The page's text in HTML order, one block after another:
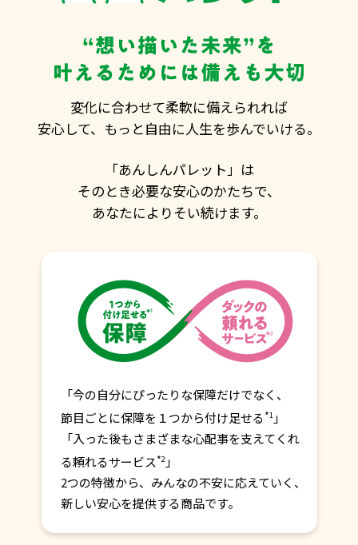
変化に合わせて柔軟に備えられれば
安心して、もっと自由に人生を歩んでいける。
「あんしんパレット」は
そのとき必要な安心のかたちで、
あなたによりそい続けます。
「今の自分にぴったりな保障だけでなく、
節目ごとに保障を１つから付け足せる*1」
「入った後もさまざまな心配事を支えてくれ
る頼れるサービス*2」
2つの特徴から、みんなの不安に応えていく、
新しい安心を提供する商品です。